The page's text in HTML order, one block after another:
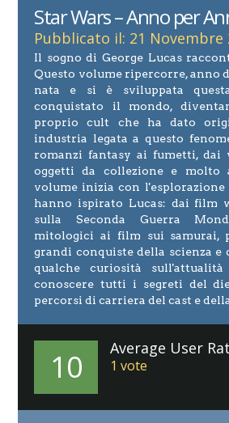
Star Wars – Anno per
Pubblicato il: 21 Novembre
Il sogno di George Lucas
Questo volume ripercorre, anno
nata e si è sviluppata
conquistato il mondo,
proprio cult che ha dato
industria legata a questo
romanzi fantasy ai fumetti, dai
oggetti da collezione e molto
volume inizia con l'esplorazione
hanno ispirato Lucas: dai film
sulla Seconda Guerra
mitologici ai film sui samurai,
grandi conquiste della scienza e
qualche curiosità sull'attualità
conoscere tutti i segreti del
percorsi di carriera del cast e
10 Average User
1 vote